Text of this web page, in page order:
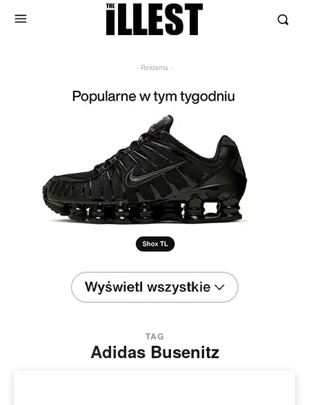
- Reklama -
TAG
Adidas Busenitz